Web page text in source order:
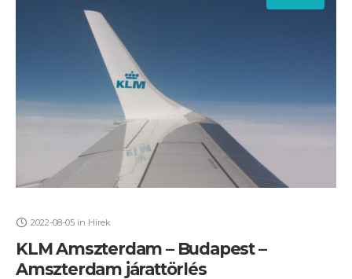
2022-08-05 in Hírek
KLM Amszterdam – Budapest –
Amszterdam járattörlés